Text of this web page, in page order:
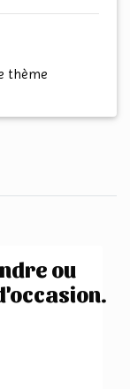
thème
ou